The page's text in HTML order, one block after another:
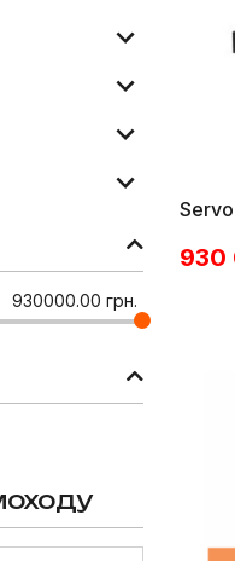
930000.00 грн.
930